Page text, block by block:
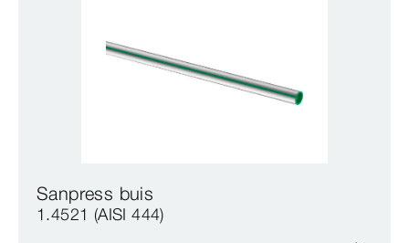
Sanpress buis
1.4521 (AISI 444)